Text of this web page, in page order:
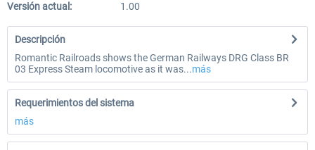
Versión actual:
1.00
Descripción
Romantic Railroads shows the German Railways DRG Class BR
03 Express Steam locomotive as it was...más
Requerimientos del sistema
más